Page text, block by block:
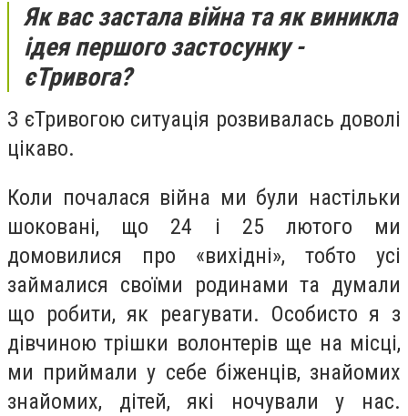
Як вас застала війна та як виникла
ідея першого застосунку -
єТривога?
З єТривогою ситуація розвивалась доволі
цікаво.
Коли почалася війна ми були настільки
шоковані, що 24 і 25 лютого ми
домовилися про «вихідні», тобто усі
займалися своїми родинами та думали
що робити, як реагувати. Особисто я з
дівчиною трішки волонтерів ще на місці,
ми приймали у себе біженців, знайомих
знайомих, дітей, які ночували у нас.